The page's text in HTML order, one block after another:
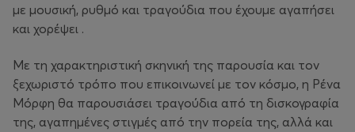
με μουσική, ρυθμό και τραγούδια που έχουμε αγαπήσει
και χορέψει .
Με τη χαρακτηριστική σκηνική της παρουσία και τον
ξεχωριστό τρόπο που επικοινωνεί με τον κόσμο, η Ρένα
Μόρφη θα παρουσιάσει τραγούδια από τη δισκογραφία
της, αγαπημένες στιγμές από την πορεία της, αλλά και